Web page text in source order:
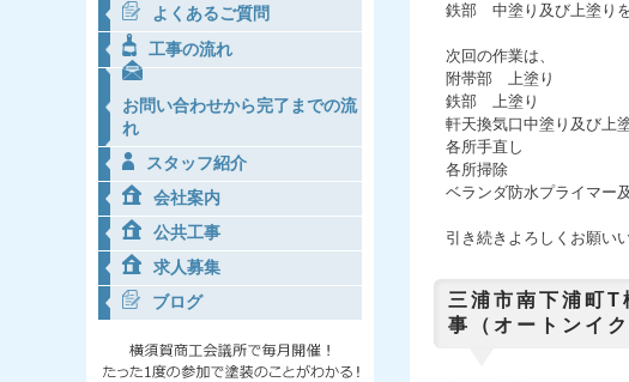
鉄部 中塗り及び上塗りを
次回の作業は、
附帯部 上塗り
鉄部 上塗り
軒天換気口中塗り及び上
各所手直し
各所掃除
ベランダ防水プライマー
引き続きよろしくお願い
三浦市南下浦町
事（オートンイ
よくあるご質問
工事の流れ
お問い合わせから完了までの流
れ
スタッフ紹介
会社案内
公共工事
求人募集
ブログ